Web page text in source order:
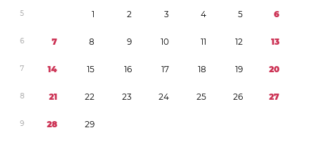
5 1 2 3 4 5 6
6 7 8 9 10 11 12 13
7 14 15 16 17 18 19 20
8 21 22 23 24 25 26 27
9 28 29